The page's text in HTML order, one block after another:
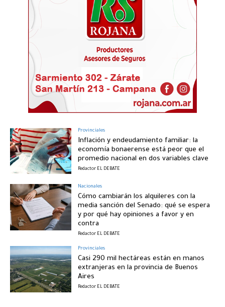
Provinciales
Inflación y endeudamiento familiar: la
economía bonaerense está peor que el
promedio nacional en dos variables clave
Redactor EL DEBATE
Nacionales
Cómo cambiarán los alquileres con la
media sanción del Senado: qué se espera
y por qué hay opiniones a favor y en
contra
Redactor EL DEBATE
Provinciales
Casi 290 mil hectáreas están en manos
extranjeras en la provincia de Buenos
Aires
Redactor EL DEBATE